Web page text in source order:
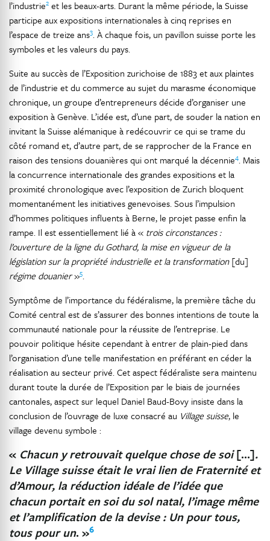
l’industrie2 et les beaux-arts. Durant la même période, la Suisse
participe aux expositions internationales à cinq reprises en
l’espace de treize ans3. À chaque fois, un pavillon suisse porte les
symboles et les valeurs du pays.
Suite au succès de l’Exposition zurichoise de 1883 et aux plaintes
de l’industrie et du commerce au sujet du marasme économique
chronique, un groupe d’entrepreneurs décide d’organiser une
exposition à Genève. L’idée est, d’une part, de souder la nation en
invitant la Suisse alémanique à redécouvrir ce qui se trame du
côté romand et, d’autre part, de se rapprocher de la France en
raison des tensions douanières qui ont marqué la décennie4. Mais
la concurrence internationale des grandes expositions et la
proximité chronologique avec l’exposition de Zurich bloquent
momentanément les initiatives genevoises. Sous l’impulsion
d’hommes politiques influents à Berne, le projet passe enfin la
rampe. Il est essentiellement lié à « trois circonstances :
l’ouverture de la ligne du Gothard, la mise en vigueur de la
législation sur la propriété industrielle et la transformation[du]
régime douanier»5.
Symptôme de l’importance du fédéralisme, la première tâche du
Comité central est de s’assurer des bonnes intentions de toute la
communauté nationale pour la réussite de l’entreprise. Le
pouvoir politique hésite cependant à entrer de plain-pied dans
l’organisation d’une telle manifestation en préférant en céder la
réalisation au secteur privé. Cet aspect fédéraliste sera maintenu
durant toute la durée de l’Exposition par le biais de journées
cantonales, aspect sur lequel Daniel Baud-Bovy insiste dans la
conclusion de l’ouvrage de luxe consacré au Village suisse, le
village devenu symbole :
« Chacun y retrouvait quelque chose de soi[…].
Le Village suisse était le vrai lien de Fraternité et
d’Amour, la réduction idéale de l’idée que
chacun portait en soi du sol natal, l’image même
et l’amplification de la devise : Un pour tous,
tous pour un. »6